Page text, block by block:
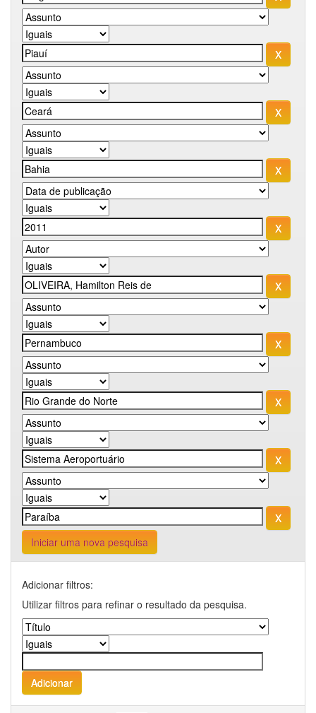
Iniciar uma nova pesquisa
Adicionar filtros:
Utilizar filtros para refinar o resultado da pesquisa.